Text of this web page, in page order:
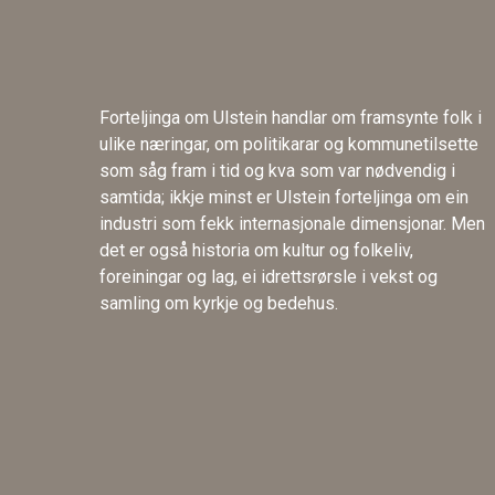
Forteljinga om Ulstein handlar om framsynte folk i
ulike næringar, om politikarar og kommunetilsette
som såg fram i tid og kva som var nødvendig i
samtida; ikkje minst er Ulstein forteljinga om ein
industri som fekk internasjonale dimensjonar. Men
det er også historia om kultur og folkeliv,
foreiningar og lag, ei idrettsrørsle i vekst og
samling om kyrkje og bedehus.